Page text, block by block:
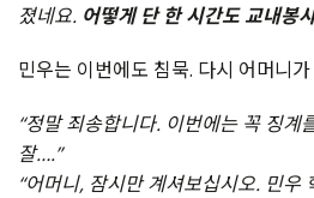
졌네요. 어떻게 단 한 시간도 교내봉
민우는 이번에도 침묵. 다시 어머니
“정말 죄송합니다. 이번에는 꼭 징계
잘….”
“어머니, 잠시만 계셔보십시오. 민우